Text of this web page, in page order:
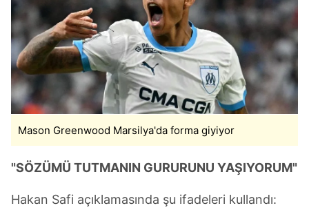
Mason Greenwood Marsilya'da forma giyiyor
"SÖZÜMÜ TUTMANIN GURURUNU YAŞIYORUM"
Hakan Safi açıklamasında şu ifadeleri kullandı: